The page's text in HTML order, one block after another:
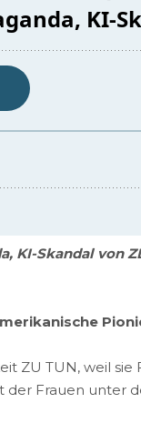
Skandal von
TUN, weil sie
Frauen unter